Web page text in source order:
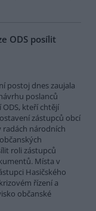
ODS posílit
postoj dnes zaujala
poslanců
ODS, kteří chtějí
zástupců obcí
radách národních
roli zástupců
Místa v
Hasičského
řízení a
občanské